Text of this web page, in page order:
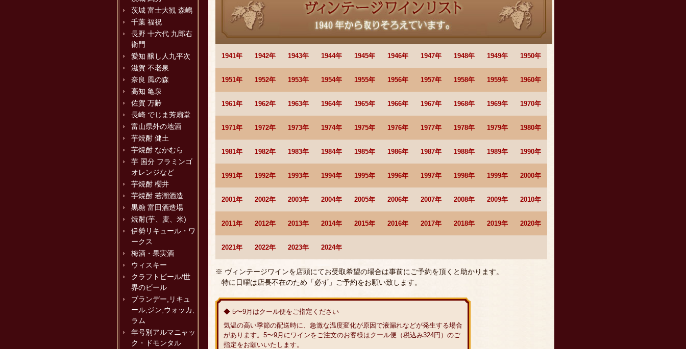
茨城 富士大観 森嶋
千葉 福祝
長野 十六代 九郎右
衛門
愛知 醸し人九平次
滋賀 不老泉
奈良 風の森
高知 亀泉
佐賀 万齢
長崎 でじま芳扇堂
富山県外の地酒
芋焼酎 健土
芋焼酎 なかむら
芋 国分 フラミンゴ
オレンジなど
芋焼酎 櫻井
芋焼酎 若潮酒造
黒糖 富田酒造場
焼酎(芋、麦、米)
伊勢リキュール・ワ
ークス
梅酒・果実酒
ウィスキー
クラフトビール/世
界のビール
ブランデー,リキュ
ール,ジン,ウォッカ,
ラム
年号別アルマニャッ
ク・ドモンタル
1941年 1942年 1943年 1944年 1945年 1946年 1947年 1948年 1949年 1950年
1951年 1952年 1953年 1954年 1955年 1956年 1957年 1958年 1959年 1960年
1961年 1962年 1963年 1964年 1965年 1966年 1967年 1968年 1969年 1970年
1971年 1972年 1973年 1974年 1975年 1976年 1977年 1978年 1979年 1980年
1981年 1982年 1983年 1984年 1985年 1986年 1987年 1988年 1989年 1990年
1991年 1992年 1993年 1994年 1995年 1996年 1997年 1998年 1999年 2000年
2001年 2002年 2003年 2004年 2005年 2006年 2007年 2008年 2009年 2010年
2011年 2012年 2013年 2014年 2015年 2016年 2017年 2018年 2019年 2020年
2021年 2022年 2023年 2024年
※ ヴィンテージワインを店頭にてお受取希望の場合は事前にご予約を頂くと助かります。
特に日曜は店長不在のため「必ず」ご予約をお願い致します。
◆ 5〜9月はクール便をご指定ください
気温の高い季節の配送時に、急激な温度変化が原因で液漏れなどが発生する場合
があります。5〜9月にワインをご注文のお客様はクール便（税込み324円）のご
指定をお願いいたします。